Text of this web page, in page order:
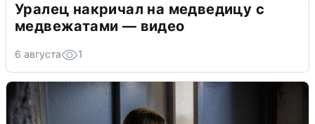
Уралец накричал на медведицу с
медвежатами — видео
6 августа 1